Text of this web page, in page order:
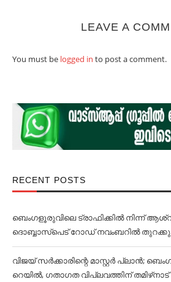
LEAVE A
You must be logged in to post a comment.
RECENT POSTS
ബെംഗളൂരുവിലെ ട്രാഫിക്കില്‍ നിന്ന്
ദൊബ്ബാസ്പെട് റോഡ് നവംബറില്‍
വിജയ് സര്‍ക്കാരിന്റെ മാസ്റ്റര്‍ പ്ലാന്‍;
റെയില്‍, ഗതാഗത വിപ്ലവത്തിന് തമിഴ്‌നാട്